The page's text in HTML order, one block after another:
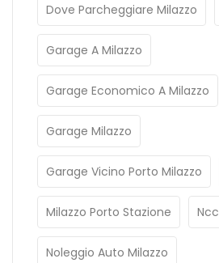
Dove Parcheggiare Milazzo
Garage A Milazzo
Garage Economico A Milazzo
Garage Milazzo
Garage Vicino Porto Milazzo
Milazzo Porto Stazione Ncc
Noleggio Auto Milazzo